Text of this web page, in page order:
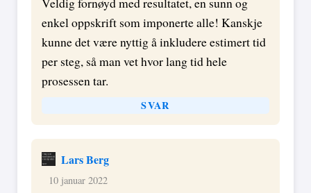
enkel oppskrift som imponerte alle! Kanskje
kunne det være nyttig å inkludere estimert tid
per steg, så man vet hvor lang tid hele
prosessen tar.
SVAR
Lars Berg
10 januar 2022